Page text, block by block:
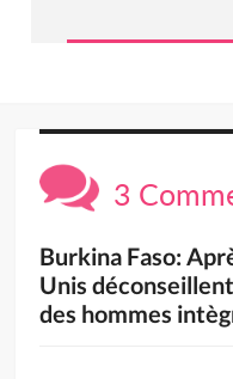
3
Burkina Faso:
Unis
des hommes